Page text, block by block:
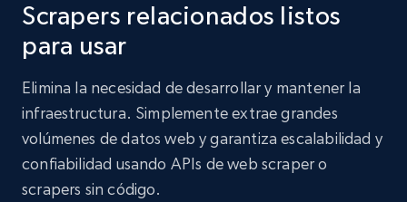
Scrapers relacionados listos
para usar
Elimina la necesidad de desarrollar y mantener la
infraestructura. Simplemente extrae grandes
volúmenes de datos web y garantiza escalabilidad y
confiabilidad usando APIs de web scraper o
scrapers sin código.